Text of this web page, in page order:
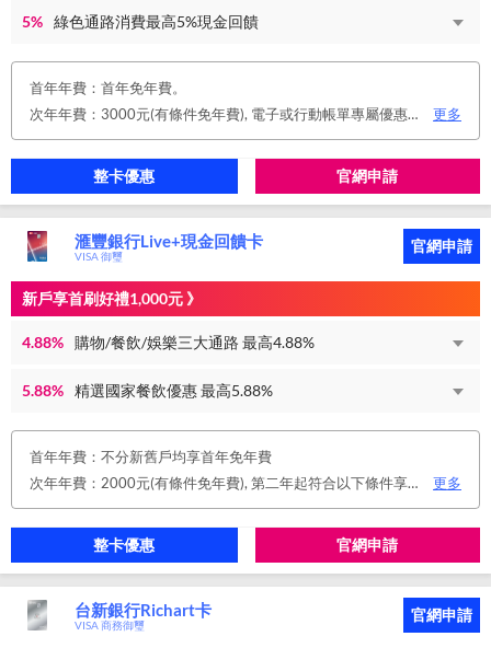
5% 綠色通路消費最高5%現金回饋
首年年費：首年免年費。
次年年費：3000元(有條件免年費), 電子或行動帳單專屬優惠： 申請信用卡電子或行動對帳單且取消實體帳單，於電子/行動帳單申請期間，正、附卡皆享免年費之優惠。 年度消費減免辦法： 第2年起，以收取年費當年前12個月累計消費滿NT$150,000或不限金額消費12次，即免收次年年費。 年費：正卡NT$3,000、附卡NT$1,500，附卡6張(含)以內免年費。
更多
整卡優惠 官網申請
滙豐銀行Live+現金回饋卡
VISA 御璽
官網申請
新戶享首刷好禮1,000元 》
4.88% 購物/餐飲/娛樂三大通路 最高4.88%
5.88% 精選國家餐飲優惠 最高5.88%
首年年費：不分新舊戶均享首年免年費
次年年費：2000元(有條件免年費), 第二年起符合以下條件享年費優惠辦法 • 使用非紙本帳單(電子帳單或行動帳單)終身免年費 • 前一年消費滿 8 萬或 12 次享次年免年費
更多
整卡優惠 官網申請
台新銀行Richart卡
VISA 商務御璽
官網申請